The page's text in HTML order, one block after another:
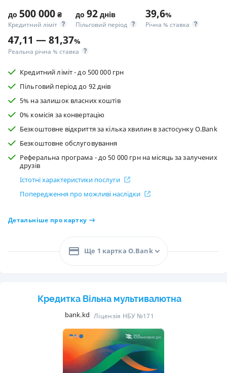
до 500 000 ₴
Кредитний ліміт
до 92 днів
Пільговий період
39,6%
Річна % ставка
47,11 — 81,37%
Реальна річна % ставка
Кредитний ліміт - до 500 000 грн
Пільговий період до 92 днів
5% на залишок власних коштів
0% комісія за конвертацію
Безкоштовне відкриття за кілька хвилин в застосунку O.Bank
Безкоштовне обслуговування
Реферальна програма - до 50 000 грн на місяць за залучених
друзів
Істотні характеристики послуги
Попередження про можливі наслідки
Детальніше про картку
Ще 1 картка O.Bank
Кредитка Вільна мультивалютна
bank.kd Ліцензія НБУ №171